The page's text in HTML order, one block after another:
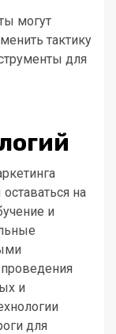
могут
тактику
для
на
и
и
для